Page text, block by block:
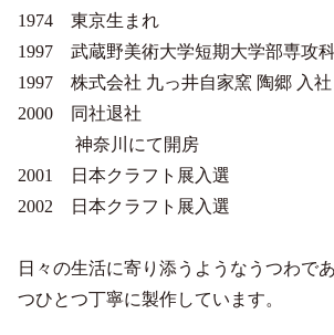
1974 東京生まれ
1997 武蔵野美術大学短期大学部専攻
1997 株式会社 九っ井自家窯 陶郷 入社
2000 同社退社
神奈川にて開房
2001 日本クラフト展入選
2002 日本クラフト展入選
日々の生活に寄り添うようなうつわで
つひとつ丁寧に製作しています。